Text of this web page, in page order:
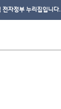
전자정부 누리집입니다.